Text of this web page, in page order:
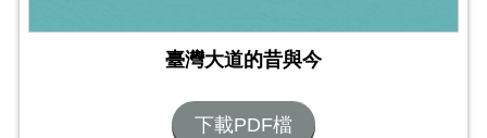
臺灣大道的昔與今
下載PDF檔